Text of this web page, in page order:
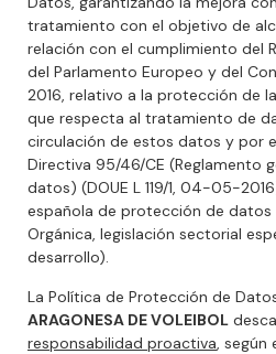
tratamiento con el objetivo de
relación con el cumplimiento del
del Parlamento Europeo y del
2016, relativo a la protección de
que respecta al tratamiento de
circulación de estos datos y por
Directiva 95/46/CE (Reglamento
datos) (DOUE L 119/1, 04-05-
española de protección de
Orgánica, legislación sectorial
desarrollo).
La Política de Protección de
ARAGONESA DE VOLEIBOL
responsabilidad proactiva, según